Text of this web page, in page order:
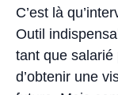
C’est là
Outil
tant que
d’obtenir une